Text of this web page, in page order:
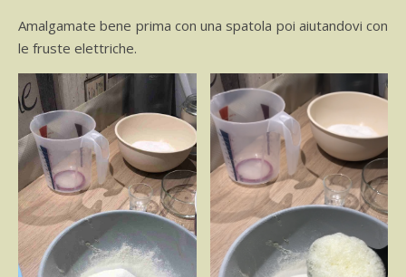
Amalgamate bene prima con una spatola poi aiutandovi con
le fruste elettriche.